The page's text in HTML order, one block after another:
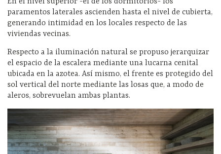
paramentos laterales ascienden hasta el nivel de cubierta,
generando intimidad en los locales respecto de las
viviendas vecinas.
Respecto a la iluminación natural se propuso jerarquizar
el espacio de la escalera mediante una lucarna cenital
ubicada en la azotea. Así mismo, el frente es protegido del
sol vertical del norte mediante las losas que, a modo de
aleros, sobrevuelan ambas plantas.